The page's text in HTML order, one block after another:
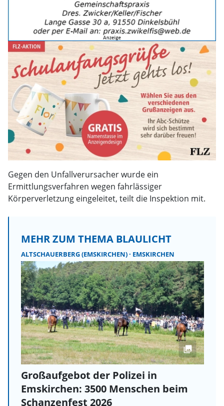
Gegen den Unfallverursacher wurde ein
Ermittlungsverfahren wegen fahrlässiger
Körperverletzung eingeleitet, teilt die Inspektion mit.
MEHR ZUM THEMA BLAULICHT
ALTSCHAUERBERG (EMSKIRCHEN) EMSKIRCHEN
Großaufgebot der Polizei in
Emskirchen: 3500 Menschen beim
Schanzenfest 2026